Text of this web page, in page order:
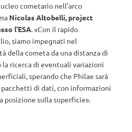
cometario nell’arco
Nicolas Altobelli, project
l’ESA. «Con il rapido
siamo impegnati nel
della cometa da una distanza di
ricerca di eventuali variazioni
sperando che Philae sarà
di dati, con informazioni
posizione sulla superficie».